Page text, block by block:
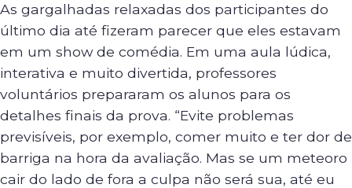
As gargalhadas relaxadas dos participantes do
último dia até fizeram parecer que eles estavam
em um show de comédia. Em uma aula lúdica,
interativa e muito divertida, professores
voluntários prepararam os alunos para os
detalhes finais da prova. “Evite problemas
previsíveis, por exemplo, comer muito e ter dor de
barriga na hora da avaliação. Mas se um meteoro
cair do lado de fora a culpa não será sua, até eu